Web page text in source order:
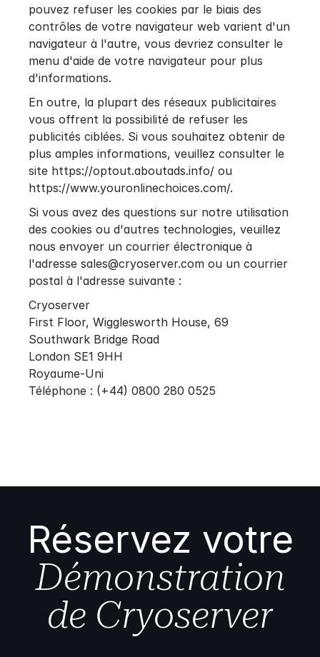
pouvez refuser les cookies par le biais des
contrôles de votre navigateur web varient d'un
navigateur à l'autre, vous devriez consulter le
menu d'aide de votre navigateur pour plus
d'informations.
En outre, la plupart des réseaux publicitaires
vous offrent la possibilité de refuser les
publicités ciblées. Si vous souhaitez obtenir de
plus amples informations, veuillez consulter le
site https://optout.aboutads.info/ ou
https://www.youronlinechoices.com/.
Si vous avez des questions sur notre utilisation
des cookies ou d'autres technologies, veuillez
nous envoyer un courrier électronique à
l'adresse sales@cryoserver.com ou un courrier
postal à l'adresse suivante :
Cryoserver
First Floor, Wigglesworth House, 69
Southwark Bridge Road
London SE1 9HH
Royaume-Uni
Téléphone : (+44) 0800 280 0525
Réservez votre
Démonstration
de Cryoserver